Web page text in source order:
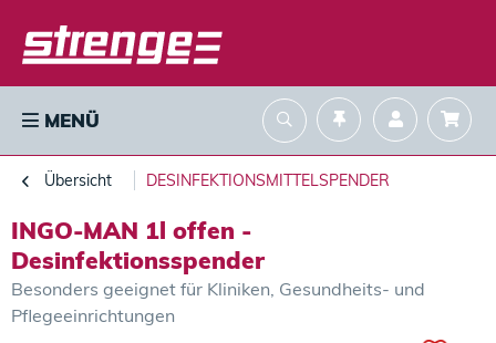
MENÜ
Übersicht DESINFEKTIONSMITTELSPENDER
INGO-MAN 1l offen -
Desinfektionsspender
Besonders geeignet für Kliniken, Gesundheits- und
Pflegeeinrichtungen